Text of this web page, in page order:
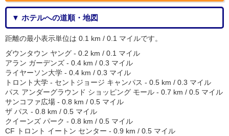
▼ ホテルへの道順・地図
距離の最小表示単位は 0.1 km / 0.1 マイルです。
ダウンタウン ヤング - 0.2 km / 0.1 マイル
アラン ガーデンズ - 0.4 km / 0.3 マイル
ライヤーソン大学 - 0.4 km / 0.3 マイル
トロント大学 - セントジョージ キャンパス - 0.5 km / 0.3 マイル
パス アンダーグラウンド ショッピング モール - 0.7 km / 0.5 マイル
サンコファ広場 - 0.8 km / 0.5 マイル
ザ パス - 0.8 km / 0.5 マイル
クイーンズ パーク - 0.8 km / 0.5 マイル
CF トロント イートン センター - 0.9 km / 0.5 マイル